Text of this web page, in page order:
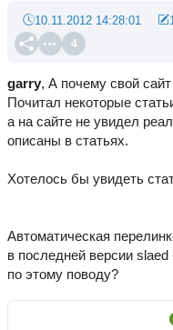
4
10.11.2012 14:28:01
garry, А почему свой
Почитал некоторые
а на сайте не увидел
описаны в статьях.
Хотелось бы увидеть
Автоматическая
в последней версии
по этому поводу?